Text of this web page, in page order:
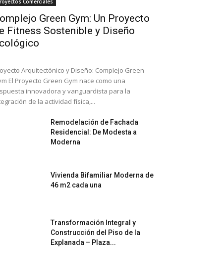
Comerciales
Green Gym: Un Proyecto
Fitness Sostenible y Diseño
Arquitectónico y Diseño: Complejo Green
El Proyecto Green Gym nace como una
innovadora y vanguardista para la
de la actividad física,...
Remodelación de Fachada
Residencial: De Modesta a
Moderna
Vivienda Bifamiliar Moderna de
46 m2 cada una
Transformación Integral y
Construcción del Piso de la
Explanada – Plaza...